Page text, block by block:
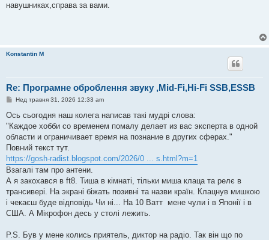
навушниках,справа за вами.
Konstantin M
Re: Програмне оброблення звуку ,Mid-Fi,Hi-Fi SSB,ESSB
П
в
д
о
л
е
н
н
я
Нед травня 31, 2026 12:33 am
Ось сьогодня наш колега написав такі мудрі слова:
"Каждое хобби со временем помалу делает из вас эксперта в одной
области и ограничивает время на познание в других сферах."
Повний текст тут.
https://gosh-radist.blogspot.com/2026/0 ... s.html?m=1
Взагалі там про антени.
А я закохався в ft8. Тиша в кімнаті, тільки миша клаца та релє в
трансивері. На экрані біжать позивні та назви країн. Клацнув мишкою
і чекаєш буде відповідь Чи ні... На 10 Ватт мене чули і в Японії і в
США. А Мікрофон десь у столі лежить.
P.S. Був у мене колись приятель, диктор на радіо. Так він що по